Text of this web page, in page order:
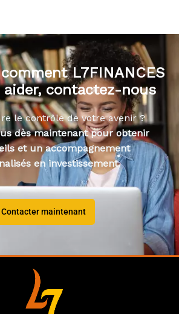
L7FINANCES
contactez-nous
le contrôle de votre avenir ?
dès maintenant pour obtenir
et un accompagnement
en investissement.
Contacter maintenant